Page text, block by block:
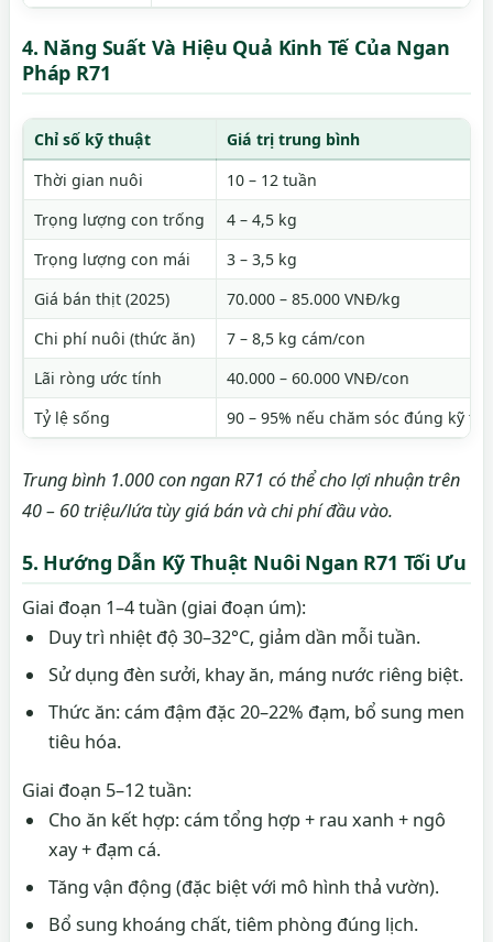
4. Năng Suất Và Hiệu Quả Kinh Tế Của Ngan
Pháp R71
Chỉ số kỹ thuật
Giá trị trung bình
Thời gian nuôi
10 – 12 tuần
Trọng lượng con trống
4 – 4,5 kg
Trọng lượng con mái
3 – 3,5 kg
Giá bán thịt (2025)
70.000 – 85.000 VNĐ/kg
Chi phí nuôi (thức ăn)
7 – 8,5 kg cám/con
Lãi ròng ước tính
40.000 – 60.000 VNĐ/con
Tỷ lệ sống
90 – 95% nếu chăm sóc đúng kỹ
Trung bình 1.000 con ngan R71 có thể cho lợi nhuận trên
40 – 60 triệu/lứa tùy giá bán và chi phí đầu vào.
5. Hướng Dẫn Kỹ Thuật Nuôi Ngan R71 Tối Ưu
Giai đoạn 1–4 tuần (giai đoạn úm):
Duy trì nhiệt độ 30–32°C, giảm dần mỗi tuần.
Sử dụng đèn sưởi, khay ăn, máng nước riêng biệt.
Thức ăn: cám đậm đặc 20–22% đạm, bổ sung men
tiêu hóa.
Giai đoạn 5–12 tuần:
Cho ăn kết hợp: cám tổng hợp + rau xanh + ngô
xay + đạm cá.
Tăng vận động (đặc biệt với mô hình thả vườn).
Bổ sung khoáng chất, tiêm phòng đúng lịch.